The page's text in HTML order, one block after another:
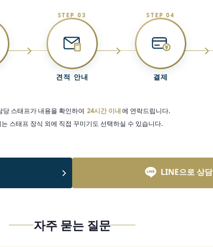
STEP 03
견적 안내
STEP 04
결제
당 스태프가 내용을 확인하여 24시간 이내에 연락드립니다.
스태프 장식 외에 직접 꾸미기도 선택하실 수 있습니다.
LINE으로 상담
자주 묻는 질문